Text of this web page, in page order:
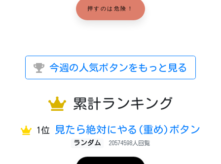
押すのは危険！
今週の人気ボタンをもっと見る
累計ランキング
1位 見たら絶対にやる(重め)ボタン
ランダム 20574598人回覧